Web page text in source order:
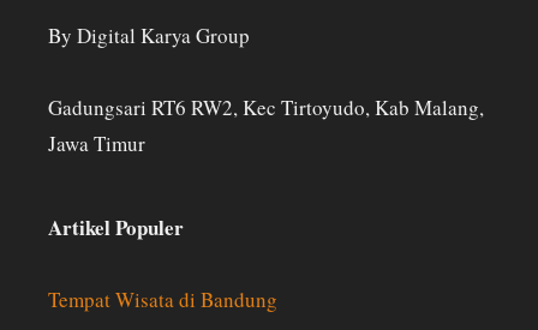
By Digital Karya Group
Gadungsari RT6 RW2, Kec Tirtoyudo, Kab Malang,
Jawa Timur
Artikel Populer
Tempat Wisata di Bandung